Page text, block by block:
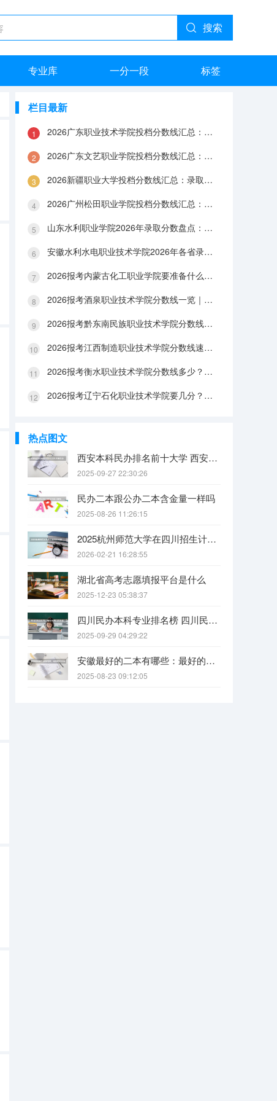
搜索
专业库 一分一段 标签
栏目最新
2026广东职业技术学院投档分数线汇总：录取分数、报到与就业数据
2026广东文艺职业学院投档分数线汇总：录取分数、报到与就业数据
2026新疆职业大学投档分数线汇总：录取分数、报到与就业数据
2026广州松田职业学院投档分数线汇总：录取分数、报到与就业数据
山东水利职业学院2026年录取分数盘点：宿舍、费用、就业与FAQ
安徽水利水电职业技术学院2026年各省录取分数：报到手续、费用与就业数据
2026报考内蒙古化工职业学院要准备什么？分数线与入学全攻略
2026报考酒泉职业技术学院分数线一览｜手续办理与FAQ解答
2026报考黔东南民族职业技术学院分数线参考｜生活条件与入学流程
2026报考江西制造职业技术学院分数线速查｜生活成本与FAQ解答
2026报考衡水职业技术学院分数线多少？附报到流程与生活指南
2026报考辽宁石化职业技术学院要几分？分数线与生活成本详解
热点图文
西安本科民办排名前十大学 西安民办本科院校排名
2025-09-27 22:30:26
民办二本跟公办二本含金量一样吗
2025-08-26 11:26:15
2025杭州师范大学在四川招生计划是什么（2026参考）
2026-02-21 16:28:55
湖北省高考志愿填报平台是什么
2025-12-23 05:38:37
四川民办本科专业排名榜 四川民办本科院校排名
2025-09-29 04:29:22
安徽最好的二本有哪些：最好的民办本科，最好的公办二本大学
2025-08-23 09:12:05